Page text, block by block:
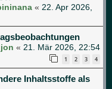
« 22. Apr 2026,
« 21. Mär 2026, 22:54
1 2 3 4
Inhaltsstoffe als